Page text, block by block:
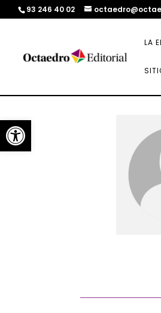
Abrir barra de herramientas
93 246 40 02
LA